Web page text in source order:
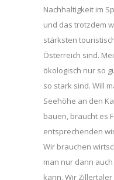
Nachhaltigkeit im
und das trotzdem
stärksten
Österreich sind.
ökologisch nur so
so stark sind. Will
Seehöhe an den
bauen, braucht es
entsprechenden
Wir brauchen
man nur dann
kann. Wir